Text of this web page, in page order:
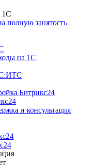
1C
полную занятость
на 1C
Битрикс24
и консультация